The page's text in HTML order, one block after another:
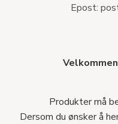
Epost:
Produkter må
Dersom du ønsker å